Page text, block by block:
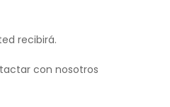
recibirá.
con nosotros